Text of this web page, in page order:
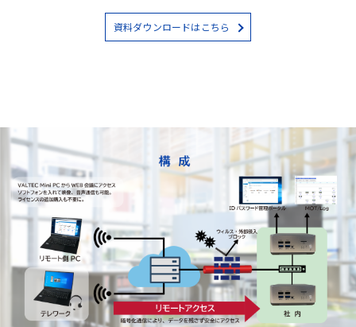
資料ダウンロードはこちら